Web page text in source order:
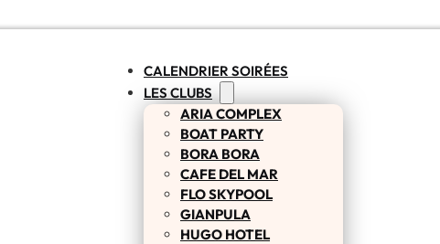
CALENDRIER SOIRÉES
LES CLUBS
ARIA COMPLEX
BOAT PARTY
BORA BORA
CAFE DEL MAR
FLO SKYPOOL
GIANPULA
HUGO HOTEL